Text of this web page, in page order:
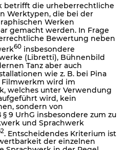
betrifft die urheberrechtli­che
Werktypen, die bei der
Werken
gemacht werden. In Frage
Bewertung neben
60 insbesondere
(Libretti), Bühnenbild
Tanz aber auch
wie z. B. bei Pina
Filmwerkm wird im
welches unter Verwendung
wird, kein
sondern von
9 UrhG insbesondere zum zu
und Sprachwerk
. Entscheidendes Kriterium ist
der einzelnen